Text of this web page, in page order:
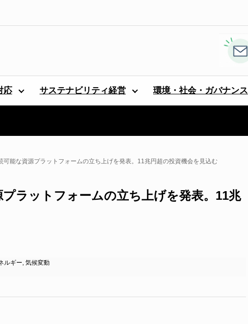
応 サステナビリティ経営 環境・社会・ガバナンス
可能な資源プラットフォームの立ち上げを発表。11兆円超の投資機会を見込む
ラットフォームの立ち上げを発表。11兆
ルギー, 気候変動